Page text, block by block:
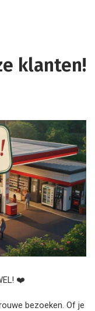
klanten!
❤️
bezoeken. Of je